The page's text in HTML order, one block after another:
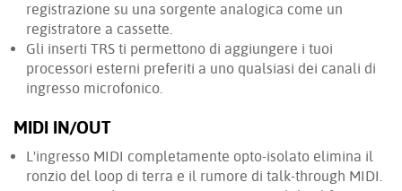
registrazione su una sorgente analogica come un
registratore a cassette.
Gli inserti TRS ti permettono di aggiungere i tuoi
processori esterni preferiti a uno qualsiasi dei canali di
ingresso microfonico.
MIDI IN/OUT
L'ingresso MIDI completamente opto-isolato elimina il
ronzio del loop di terra e il rumore di talk-through MIDI.